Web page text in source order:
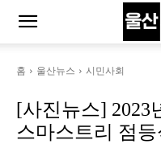
홈 울산뉴스 시민사회
[사진뉴스] 2023
스마스트리 점등